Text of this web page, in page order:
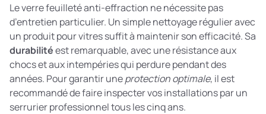
Le verre feuilleté anti-effraction ne nécessite pas
d’entretien particulier. Un simple nettoyage régulier avec
un produit pour vitres suffit à maintenir son efficacité. Sa
durabilitéest remarquable, avec une résistance aux
chocs et aux intempéries qui perdure pendant des
années. Pour garantir uneprotection optimale, il est
recommandé de faire inspecter vos installations par un
serrurier professionnel tous les cinq ans.